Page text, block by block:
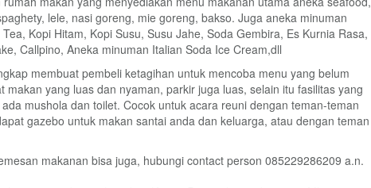
lele, nasi goreng, mie goreng, bakso. Juga aneka minuman
Kopi Hitam, Kopi Susu, Susu Jahe, Soda Gembira, Es Kurnia Rasa,
Callpino, Aneka minuman Italian Soda Ice Cream,dll
membuat pembeli ketagihan untuk mencoba menu yang belum
makan yang luas dan nyaman, parkir juga luas, selain itu fasilitas yang
mushola dan toilet. Cocok untuk acara reuni dengan teman-teman
gazebo untuk makan santai anda dan keluarga, atau dengan teman
makanan bisa juga, hubungi contact person 085229286209 a.n.